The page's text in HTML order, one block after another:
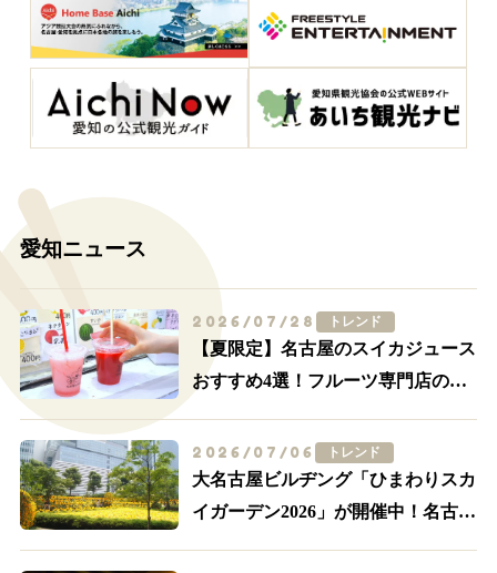
愛知ニュース
2026/07/28 トレンド
【夏限定】名古屋のスイカジュース
おすすめ4選！フルーツ専門店の一
2026/07/06 トレンド
大名古屋ビルヂング「ひまわりスカ
イガーデン2026」が開催中！名古屋